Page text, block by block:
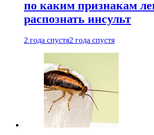
по каким признакам
распознать инсульт
2 года спустя2 года спустя